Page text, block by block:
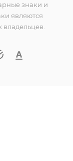
знаки и
являются
владельцев.